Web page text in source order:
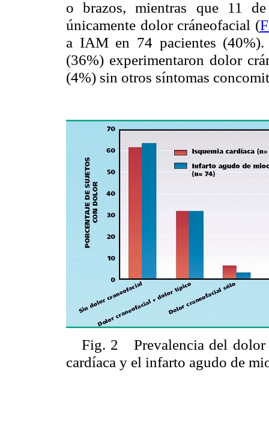
o brazos, mientras que 11 de
únicamente dolor cráneofacial (
a IAM en 74 pacientes
(36%) experimentaron dolor
(4%) sin otros síntomas
Fig. 2 Prevalencia del dolor
cardíaca y el infarto agudo de